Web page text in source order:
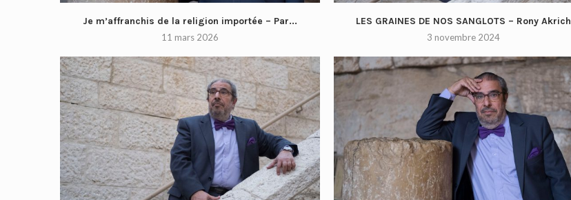
Je m’affranchis de la religion importée – Par...
11 mars 2026
LES GRAINES DE NOS SANGLOTS – Rony Akrich
3 novembre 2024